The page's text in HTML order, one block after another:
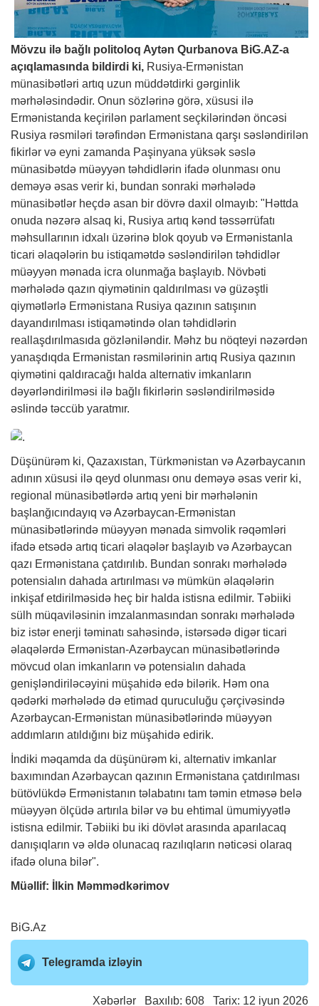
Mövzu ilə bağlı politoloq Aytən Qurbanova BiG.AZ-a
açıqlamasında bildirdi ki, Rusiya-Ermənistan
münasibətləri artıq uzun müddətdirki gərginlik
mərhələsindədir. Onun sözlərinə görə, xüsusi ilə
Ermənistanda keçirilən parlament seçkilərindən öncəsi
Rusiya rəsmiləri tərəfindən Ermənistana qarşı səsləndirilən
fikirlər və eyni zamanda Paşinyana yüksək səslə
münasibətdə müəyyən təhdidlərin ifadə olunması onu
deməyə əsas verir ki, bundan sonraki mərhələdə
münasibətlər heçdə asan bir dövrə daxil olmayıb: "Həttda
onuda nəzərə alsaq ki, Rusiya artıq kənd təssərrüfatı
məhsullarının idxalı üzərinə blok qoyub və Ermənistanla
ticari əlaqələrin bu istiqamətdə səsləndirilən təhdidlər
müəyyən mənada icra olunmağa başlayıb. Növbəti
mərhələdə qazın qiymətinin qaldırılması və güzəştli
qiymətlərlə Ermənistana Rusiya qazının satışının
dayandırılması istiqamətində olan təhdidlərin
reallaşdırılmasıda gözləniləndir. Məhz bu nöqteyi nəzərdən
yanaşdıqda Ermənistan rəsmilərinin artıq Rusiya qazının
qiymətini qaldıracağı halda alternativ imkanların
dəyərləndirilməsi ilə bağlı fikirlərin səsləndirilməsidə
əslində təccüb yaratmır.
Düşünürəm ki, Qazaxıstan, Türkmənistan və Azərbaycanın
adının xüsusi ilə qeyd olunması onu deməyə əsas verir ki,
regional münasibətlərdə artıq yeni bir mərhələnin
başlanğıcındayıq və Azərbaycan-Ermənistan
münasibətlərində müəyyən mənada simvolik rəqəmləri
ifadə etsədə artıq ticari əlaqələr başlayıb və Azərbaycan
qazı Ermənistana çatdırılıb. Bundan sonrakı mərhələdə
potensialın dahada artırılması və mümkün əlaqələrin
inkişaf etdirilməsidə heç bir halda istisna edilmir. Təbiiki
sülh müqaviləsinin imzalanmasından sonrakı mərhələdə
biz istər enerji təminatı sahəsində, istərsədə digər ticari
əlaqələrdə Ermənistan-Azərbaycan münasibətlərində
mövcud olan imkanların və potensialın dahada
genişləndiriləcəyini müşahidə edə bilərik. Həm ona
qədərki mərhələdə də etimad quruculuğu çərçivəsində
Azərbaycan-Ermənistan münasibətlərində müəyyən
addımların atıldığını biz müşahidə edirik.
İndiki məqamda da düşünürəm ki, alternativ imkanlar
baxımından Azərbaycan qazının Ermənistana çatdırılması
bütövlükdə Ermənistanın təlabatını tam təmin etməsə belə
müəyyən ölçüdə artırıla bilər və bu ehtimal ümumiyyətlə
istisna edilmir. Təbiiki bu iki dövlət arasında aparılacaq
danışıqların və əldə olunacaq razılıqların nəticəsi olaraq
ifadə oluna bilər".
Müəllif: İlkin Məmmədkərimov
BiG.Az
Telegramda izləyin
Xəbərlər Baxılıb: 608 Tarix: 12 iyun 2026